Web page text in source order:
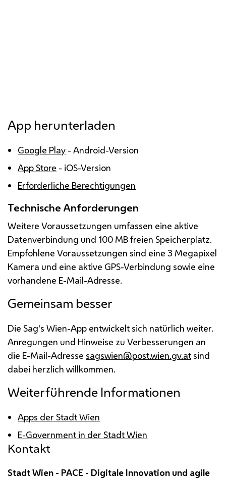
App herunterladen
Google Play -Android-Version
AppStore - iOS-Version
Erforderliche Berechtigungen
Technische Anforderungen
Weitere Voraussetzungen umfassen eine aktive
Datenverbindung und 100 MBfreien Speicherplatz.
Empfohlene Voraussetzungen sind eine 3 Megapixel
Kamera und eine aktive GPS-Verbindung sowie eine
vorhandene E-Mail-Adresse.
Gemeinsam besser
Die Sag's Wien-App entwickelt sich natürlich weiter.
Anregungen und Hinweise zu Verbesserungen an
die E-Mail-Adresse sagswien@post.wien.gv.at sind
dabei herzlich willkommen.
Weiterführende Informationen
Apps der Stadt Wien
E-Government in der Stadt Wien
Kontakt
Stadt Wien - PACE - Digitale Innovation und agile